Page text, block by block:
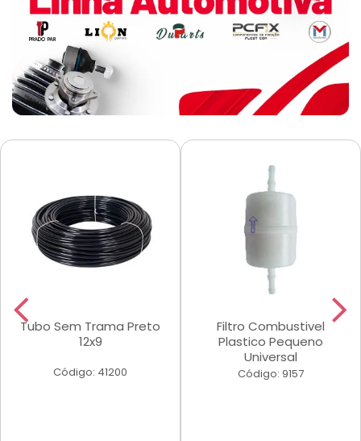
Tubo Sem Trama Preto
12x9
Código: 41200
Filtro Combustivel
Plastico Pequeno
Universal
Código: 9157